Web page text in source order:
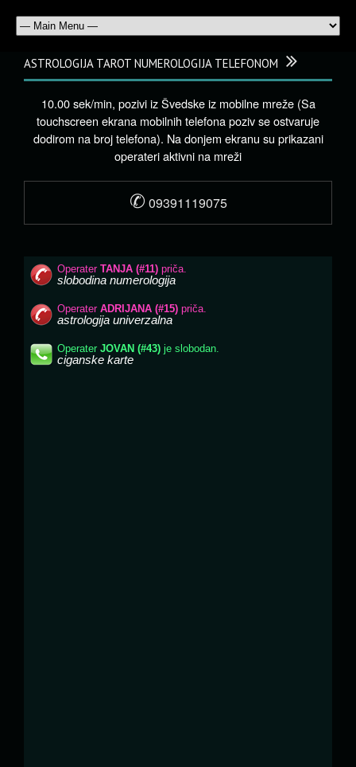
ASTROLOGIJA TAROT NUMEROLOGIJA TELEFONOM
10.00 sek/min, pozivi iz Švedske iz mobilne mreže (Sa
touchscreen ekrana mobilnih telefona poziv se ostvaruje
dodirom na broj telefona). Na donjem ekranu su prikazani
operateri aktivni na mreži
✆ 09391119075